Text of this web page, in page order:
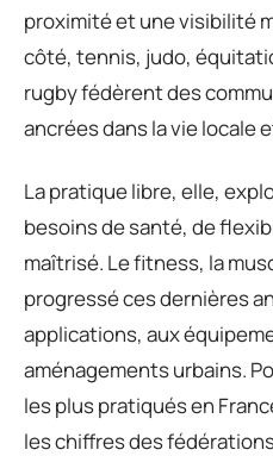
proximité et une visibilité
côté, tennis, judo,
rugby fédèrent des
ancrées dans la vie locale
La pratique libre, elle,
besoins de santé, de
maîtrisé. Le fitness, la
progressé ces dernières
applications, aux
aménagements urbains.
les plus pratiqués en
les chiffres des